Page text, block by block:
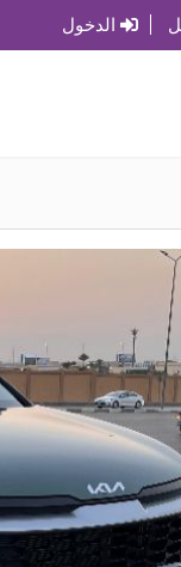
الدخول